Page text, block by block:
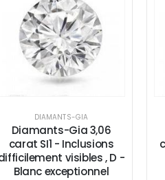
DIAMANTS-GIA
Diamants-Gia 3,06
carat SI1 - Inclusions
visibles , D -
Blanc exceptionnel